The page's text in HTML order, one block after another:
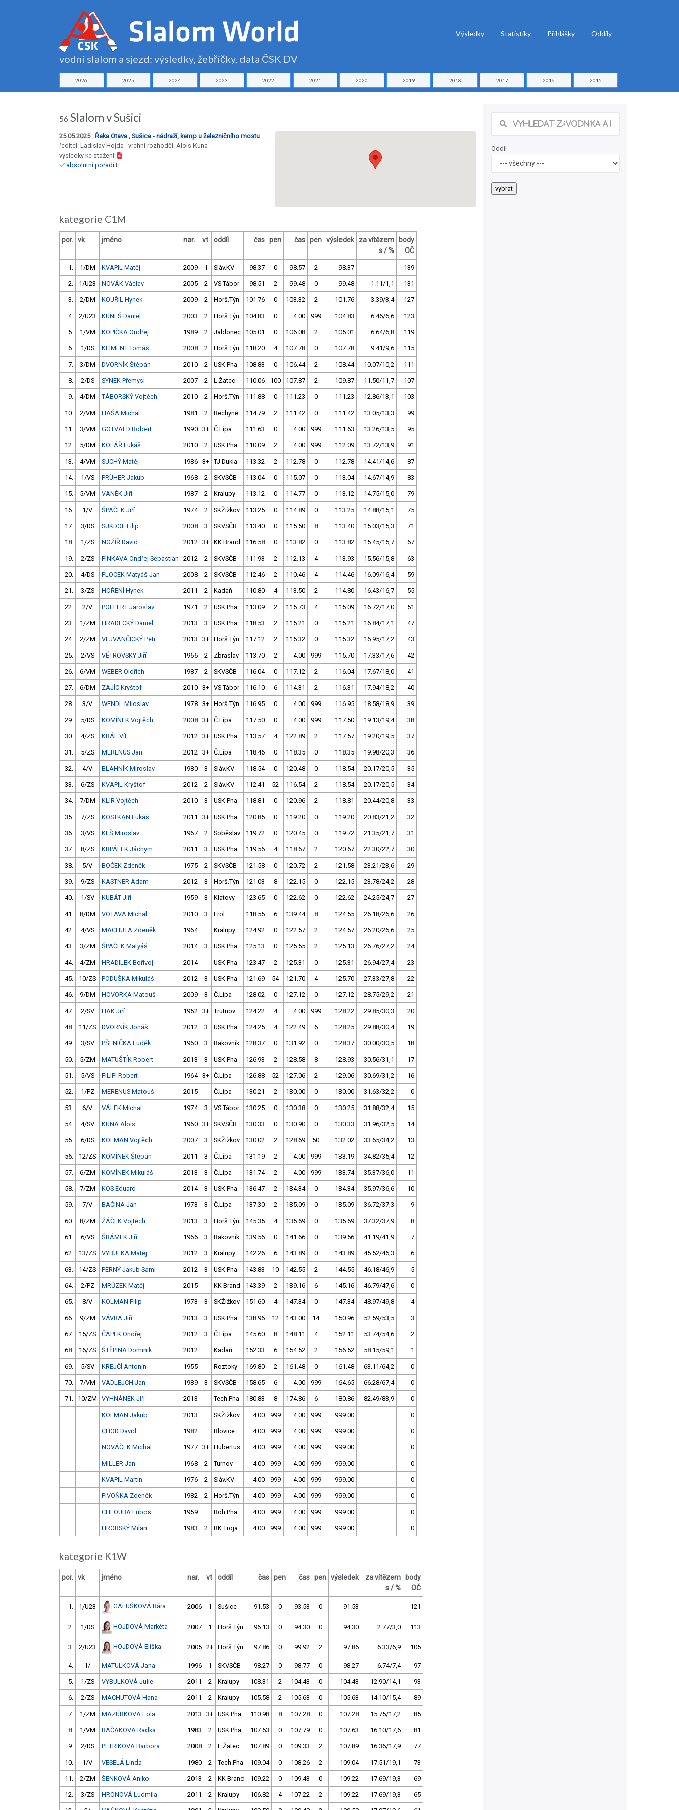
vodní slalom a sjezd: výsledky, žebříčky, data ČSK DV
Výsledky Statistiky Přihlášky Oddíly
2026 2025 2024 2023 2022 2021 2020 2019 2018 2017 2016 2015
56 Slalom v Sušici
25.05.2025 Řeka Otava , Sušice - nádraží, kemp u železničního mostu
ředitel: Ladislav Hojda vrchní rozhodčí: Alois Kuna
výsledky ke stažení:
absolutní pořadíL
kategorie C1M
por. vk jméno nar. vt oddíl čas pen čas pen výsledek
za vítězem
s / %
body
OČ
1. 1/DM KVAPIL Matěj 2009 1 Sláv.KV 98.37 0 98.57 2 98.37 139
2. 1/U23 NOVÁK Václav 2005 2 VS Tábor 98.51 2 99.48 0 99.48 1.11/1,1 131
3. 2/DM KOUŘIL Hynek 2009 2 Horš.Týn 101.76 0 103.32 2 101.76 3.39/3,4 127
4. 2/U23 KUNEŠ Daniel 2003 2 Horš.Týn 104.83 0 4.00 999 104.83 6.46/6,6 123
5. 1/VM KOPIČKA Ondřej 1989 2 Jablonec 105.01 0 106.08 2 105.01 6.64/6,8 119
6. 1/DS KLIMENT Tomáš 2008 2 Horš.Týn 118.20 4 107.78 0 107.78 9.41/9,6 115
7. 3/DM DVORNÍK Štěpán 2010 2 USK Pha 108.83 0 106.44 2 108.44 10.07/10,2 111
8. 2/DS SYNEK Přemysl 2007 2 L.Žatec 110.06 100 107.87 2 109.87 11.50/11,7 107
9. 4/DM TÁBORSKÝ Vojtěch 2010 2 Horš.Týn 111.88 0 111.23 0 111.23 12.86/13,1 103
10. 2/VM HÁŠA Michal 1981 2 Bechyně 114.79 2 111.42 0 111.42 13.05/13,3 99
11. 3/VM GOTVALD Robert 1990 3+ Č.Lípa 111.63 0 4.00 999 111.63 13.26/13,5 95
12. 5/DM KOLÁŘ Lukáš 2010 2 USK Pha 110.09 2 4.00 999 112.09 13.72/13,9 91
13. 4/VM SUCHÝ Matěj 1986 3+ TJ Dukla 113.32 2 112.78 0 112.78 14.41/14,6 87
14. 1/VS PRÜHER Jakub 1968 2 SKVSČB 113.04 0 115.07 0 113.04 14.67/14,9 83
15. 5/VM VANĚK Jiří 1987 2 Kralupy 113.12 0 114.77 0 113.12 14.75/15,0 79
16. 1/V ŠPAČEK Jiří 1974 2 SKŽižkov 113.25 0 114.89 0 113.25 14.88/15,1 75
17. 3/DS SUKDOL Filip 2008 3 SKVSČB 113.40 0 115.50 8 113.40 15.03/15,3 71
18. 1/ZS NOŽÍŘ David 2012 3+ KK Brand 116.58 0 113.82 0 113.82 15.45/15,7 67
19. 2/ZS PINKAVA Ondřej Sebastian 2012 2 SKVSČB 111.93 2 112.13 4 113.93 15.56/15,8 63
20. 4/DS PLOCEK Matyáš Jan 2008 2 SKVSČB 112.46 2 110.46 4 114.46 16.09/16,4 59
21. 3/ZS HOŘENÍ Hynek 2011 2 Kadaň 110.80 4 113.50 2 114.80 16.43/16,7 55
22. 2/V POLLERT Jaroslav 1971 2 USK Pha 113.09 2 115.73 4 115.09 16.72/17,0 51
23. 1/ZM HRADECKÝ Daniel 2013 3 USK Pha 118.53 2 115.21 0 115.21 16.84/17,1 47
24. 2/ZM VEJVANČICKÝ Petr 2013 3+ Horš.Týn 117.12 2 115.32 0 115.32 16.95/17,2 43
25. 2/VS VĚTROVSKÝ Jiří 1966 2 Zbraslav 113.70 2 4.00 999 115.70 17.33/17,6 42
26. 6/VM WEBER Oldřich 1987 2 SKVSČB 116.04 0 117.12 2 116.04 17.67/18,0 41
27. 6/DM ZAJÍC Kryštof 2010 3+ VS Tábor 116.10 6 114.31 2 116.31 17.94/18,2 40
28. 3/V WENDL Miloslav 1978 3+ Horš.Týn 116.95 0 4.00 999 116.95 18.58/18,9 39
29. 5/DS KOMÍNEK Vojtěch 2008 3+ Č.Lípa 117.50 0 4.00 999 117.50 19.13/19,4 38
30. 4/ZS KRÁL Vít 2012 3+ USK Pha 113.57 4 122.89 2 117.57 19.20/19,5 37
31. 5/ZS MERENUS Jan 2012 3+ Č.Lípa 118.46 0 118.35 0 118.35 19.98/20,3 36
32. 4/V BLAHNÍK Miroslav 1980 3 Sláv.KV 118.54 0 120.48 0 118.54 20.17/20,5 35
33. 6/ZS KVAPIL Kryštof 2012 2 Sláv.KV 112.41 52 116.54 2 118.54 20.17/20,5 34
34. 7/DM KLÍR Vojtěch 2010 3 USK Pha 118.81 0 120.96 2 118.81 20.44/20,8 33
35. 7/ZS KOSTKAN Lukáš 2011 3+ USK Pha 120.85 0 119.20 0 119.20 20.83/21,2 32
36. 3/VS KEŠ Miroslav 1967 2 Soběslav 119.72 0 120.45 0 119.72 21.35/21,7 31
37. 8/ZS KRPÁLEK Jáchym 2011 3 USK Pha 119.56 4 118.67 2 120.67 22.30/22,7 30
38. 5/V BOČEK Zdeněk 1975 2 SKVSČB 121.58 0 120.72 2 121.58 23.21/23,6 29
39. 9/ZS KASTNER Adam 2012 3 Horš.Týn 121.03 8 122.15 0 122.15 23.78/24,2 28
40. 1/SV KUBÁT Jiří 1959 3 Klatovy 123.65 0 122.62 0 122.62 24.25/24,7 27
41. 8/DM VOTAVA Michal 2010 3 Frol 118.55 6 139.44 8 124.55 26.18/26,6 26
42. 4/VS MACHUTA Zdeněk 1964 Kralupy 124.92 0 122.57 2 124.57 26.20/26,6 25
43. 3/ZM ŠPAČEK Matyáš 2014 3 USK Pha 125.13 0 125.55 2 125.13 26.76/27,2 24
44. 4/ZM HRADILEK Bořivoj 2014 USK Pha 123.47 2 125.31 0 125.31 26.94/27,4 23
45. 10/ZS PODUŠKA Mikuláš 2012 3 USK Pha 121.69 54 121.70 4 125.70 27.33/27,8 22
46. 9/DM HOVORKA Matouš 2009 3 Č.Lípa 128.02 0 127.12 0 127.12 28.75/29,2 21
47. 2/SV HÁK Jiří 1952 3+ Trutnov 124.22 4 4.00 999 128.22 29.85/30,3 20
48. 11/ZS DVORNÍK Jonáš 2012 3 USK Pha 124.25 4 122.49 6 128.25 29.88/30,4 19
49. 3/SV PŠENIČKA Luděk 1960 3 Rakovník 128.37 0 131.92 0 128.37 30.00/30,5 18
50. 5/ZM MATUŠTÍK Robert 2013 3 USK Pha 126.93 2 128.58 8 128.93 30.56/31,1 17
51. 5/VS FILIPI Robert 1964 3+ Č.Lípa 126.88 52 127.06 2 129.06 30.69/31,2 16
52. 1/PZ MERENUS Matouš 2015 Č.Lípa 130.21 2 130.00 0 130.00 31.63/32,2 0
53. 6/V VÁLEK Michal 1974 3 VS Tábor 130.25 0 130.38 0 130.25 31.88/32,4 15
54. 4/SV KUNA Alois 1960 3+ SKVSČB 130.33 0 130.90 0 130.33 31.96/32,5 14
55. 6/DS KOLMAN Vojtěch 2007 3 SKŽižkov 130.02 2 128.69 50 132.02 33.65/34,2 13
56. 12/ZS KOMÍNEK Štěpán 2011 3 Č.Lípa 131.19 2 4.00 999 133.19 34.82/35,4 12
57. 6/ZM KOMÍNEK Mikuláš 2013 3 Č.Lípa 131.74 2 4.00 999 133.74 35.37/36,0 11
58. 7/ZM KOS Eduard 2014 3 USK Pha 136.47 2 134.34 0 134.34 35.97/36,6 10
59. 7/V BAČINA Jan 1973 3 Č.Lípa 137.30 2 135.09 0 135.09 36.72/37,3 9
60. 8/ZM ŽÁČEK Vojtěch 2013 3 Horš.Týn 145.35 4 135.69 0 135.69 37.32/37,9 8
61. 6/VS ŠRÁMEK Jiří 1966 3 Rakovník 139.56 0 141.66 0 139.56 41.19/41,9 7
62. 13/ZS VYBULKA Matěj 2012 3 Kralupy 142.26 6 143.89 0 143.89 45.52/46,3 6
63. 14/ZS PERNÝ Jakub Sami 2012 3 USK Pha 143.83 10 142.55 2 144.55 46.18/46,9 5
64. 2/PZ MRŮZEK Matěj 2015 KK Brand 143.39 2 139.16 6 145.16 46.79/47,6 0
65. 8/V KOLMAN Filip 1973 3 SKŽižkov 151.60 4 147.34 0 147.34 48.97/49,8 4
66. 9/ZM VÁVRA Jiří 2013 3 USK Pha 138.96 12 143.00 14 150.96 52.59/53,5 3
67. 15/ZS ČAPEK Ondřej 2012 3 Č.Lípa 145.60 8 148.11 4 152.11 53.74/54,6 2
68. 16/ZS ŠTĚPINA Dominik 2012 Kadaň 152.33 6 154.52 2 156.52 58.15/59,1 1
69. 5/SV KREJČÍ Antonín 1955 Roztoky 169.80 2 161.48 0 161.48 63.11/64,2 0
70. 7/VM VADLEJCH Jan 1989 3 SKVSČB 158.65 6 4.00 999 164.65 66.28/67,4 0
71. 10/ZM VYHNÁNEK Jiří 2013 Tech.Pha 180.83 8 174.86 6 180.86 82.49/83,9 0
KOLMAN Jakub 2013 SKŽižkov 4.00 999 4.00 999 999.00 0
CHOD David 1982 Blovice 4.00 999 4.00 999 999.00 0
NOVÁČEK Michal 1977 3+ Hubertus 4.00 999 4.00 999 999.00 0
MILLER Jan 1968 2 Turnov 4.00 999 4.00 999 999.00 0
KVAPIL Martin 1976 2 Sláv.KV 4.00 999 4.00 999 999.00 0
PIVOŇKA Zdeněk 1982 2 Horš.Týn 4.00 999 4.00 999 999.00 0
CHLOUBA Luboš 1959 Boh.Pha 4.00 999 4.00 999 999.00 0
HROBSKÝ Milan 1983 2 RK Troja 4.00 999 4.00 999 999.00 0
kategorie K1W
por. vk jméno nar. vt oddíl čas pen čas pen výsledek
za vítězem
s / %
body
OČ
1. 1/U23 GALUŠKOVÁ Bára 2006 1 Sušice 91.53 0 93.53 0 91.53 121
2. 1/DS HOJDOVÁ Markéta 2007 1 Horš.Týn 96.13 0 94.30 0 94.30 2.77/3,0 113
3. 2/U23 HOJDOVÁ Eliška 2005 2+ Horš.Týn 97.86 0 99.92 2 97.86 6.33/6,9 105
4. 1/ MATULKOVÁ Jana 1996 1 SKVSČB 98.27 0 98.77 0 98.27 6.74/7,4 97
5. 1/ZS VYBULKOVÁ Julie 2011 2 Kralupy 108.31 2 104.43 0 104.43 12.90/14,1 93
6. 2/ZS MACHUTOVÁ Hana 2011 2 Kralupy 105.58 2 105.63 0 105.63 14.10/15,4 89
7. 1/ZM MAZÚRKOVÁ Lola 2013 3+ USK Pha 110.98 8 107.28 0 107.28 15.75/17,2 85
8. 1/VM BAČÁKOVÁ Radka 1983 2 USK Pha 107.63 0 107.79 0 107.63 16.10/17,6 81
9. 2/DS PETRIKOVÁ Barbora 2008 2 L.Žatec 107.89 0 109.33 2 107.89 16.36/17,9 77
10. 1/V VESELÁ Linda 1980 2 Tech.Pha 109.04 0 108.26 2 109.04 17.51/19,1 73
11. 2/ZM ŠENKOVÁ Aniko 2013 2 KK Brand 109.22 0 109.43 0 109.22 17.69/19,3 69
12. 3/ZS HRONOVÁ Ludmila 2011 2 Kralupy 106.82 4 107.22 2 109.22 17.69/19,3 65
Oddíl